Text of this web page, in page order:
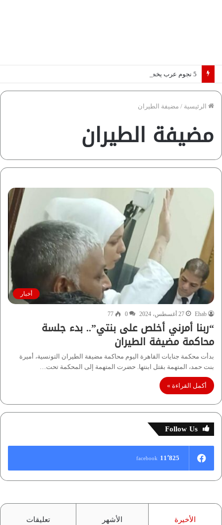
الرئيسية / مضيفة الطيران
مضيفة الطيران
أخبار
Ehab 27 أغسطس، 2024 0
77
“ربنا أمرني أخلص على بنتي”.. بدء جلسة
محاكمة مضيفة الطيران
بدأت محكمة جنايات القاهرة اليوم محاكمة مضيفة الطيران التونسية، أميرة
بنت حمد، المتهمة بقتل ابنتها. حضرت المتهمة إلى المحكمة تحت…
أكمل القراءة »
Follow Us
11٬825 facebook
الأخيرة الأشهر تعليقات